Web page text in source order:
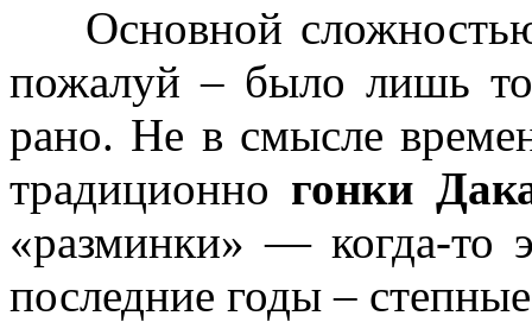
Основной сложностью
пожалуй – было лишь
рано. Не в смысле
традиционно гонки
«разминки» — когда-то
последние годы – степные